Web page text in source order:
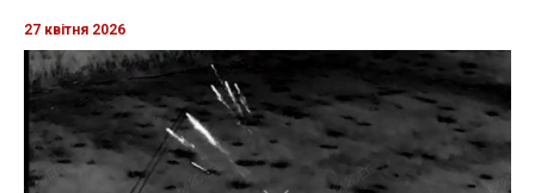
27 квітня 2026